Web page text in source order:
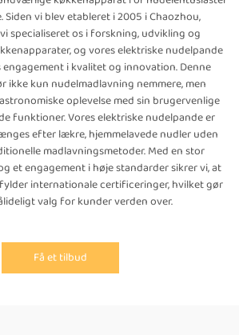
Siden vi blev etableret i 2005 i Chaozhou,
specialiseret os i forskning, udvikling og
og vores elektriske nudelpande
engagement i kvalitet og innovation. Denne
ikke kun nudelmadlavning nemmere, men
oplevelse med sin brugervenlige
funktioner. Vores elektriske nudelpande er
efter lækre, hjemmelavede nudler uden
madlavningsmetoder. Med en stor
et engagement i høje standarder sikrer vi, at
internationale certificeringer, hvilket gør
valg for kunder verden over.
Få et tilbud